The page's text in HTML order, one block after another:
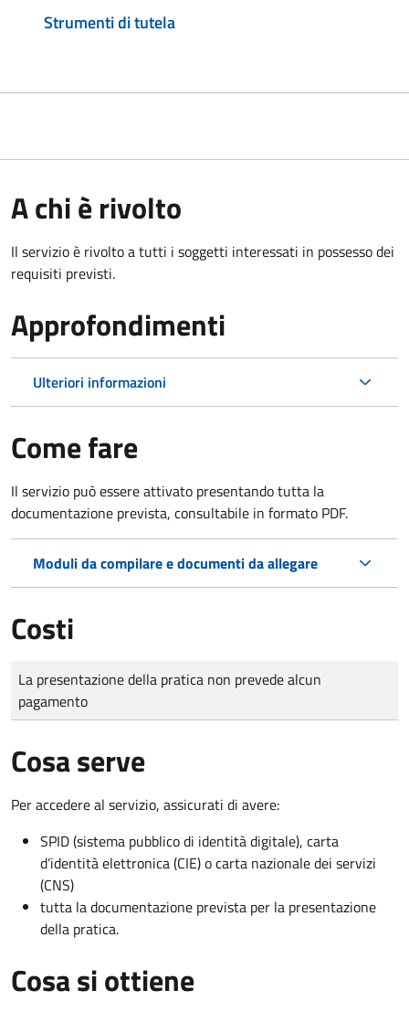
Strumenti di tutela
A chi è rivolto
Il servizio è rivolto a tutti i soggetti interessati in possesso dei
requisiti previsti.
Approfondimenti
Ulteriori informazioni
Come fare
Il servizio può essere attivato presentando tutta la
documentazione prevista, consultabile in formato PDF.
Moduli da compilare e documenti da allegare
Costi
Tipo di pagamento
Importo
La presentazione della pratica non prevede alcun
pagamento
Cosa serve
Per accedere al servizio, assicurati di avere:
SPID (sistema pubblico di identità digitale), carta
d’identità elettronica (CIE) o carta nazionale dei servizi
(CNS)
tutta la documentazione prevista per la presentazione
della pratica.
Cosa si ottiene